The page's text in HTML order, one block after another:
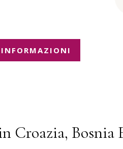
Croazia, Bosnia